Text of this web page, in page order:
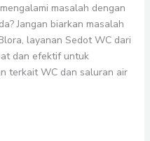
masalah dengan
Jangan biarkan masalah
layanan Sedot WC dari
dan efektif untuk
terkait WC dan saluran air